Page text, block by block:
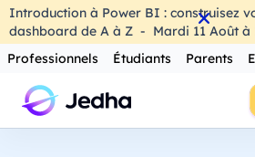
Introduction à Power BI : construisez
dashboard de A à Z - Mardi 11 Août à
Professionnels
Étudiants Parents